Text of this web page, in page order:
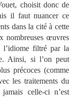
choisit donc de
il faut nuancer ce
dans la cité à cette
nombreuses œuvres
l’idiome filtré par la
Ainsi, si l’on peut
précoces (comme
les traitements du
celle-ci n’est